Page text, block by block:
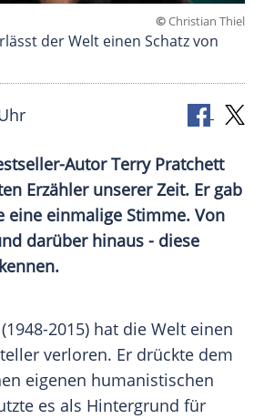
©Christian Thiel
der Welt einen Schatz von
Autor Terry Pratchett
Erzähler unserer Zeit. Er gab
eine einmalige Stimme. Von
darüber hinaus - diese
(1948-2015) hat die Welt einen
verloren. Er drückte dem
eigenen humanistischen
es als Hintergrund für